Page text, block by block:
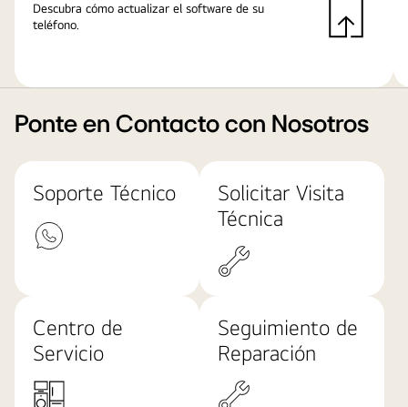
Descubra cómo actualizar el software de su
teléfono.
Ponte en Contacto con Nosotros
Soporte Técnico
Solicitar Visita
Técnica
Centro de
Servicio
Seguimiento de
Reparación